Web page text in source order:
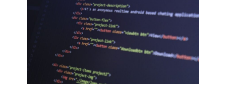
ИНСТРУМЕНТОВ
ДЛЯ
РАБОТЫ